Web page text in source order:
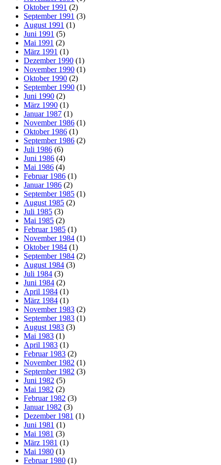
Oktober 1991 (2)
September 1991 (3)
August 1991 (1)
Juni 1991 (5)
Mai 1991 (2)
März 1991 (1)
Dezember 1990 (1)
November 1990 (1)
Oktober 1990 (2)
September 1990 (1)
Juni 1990 (2)
März 1990 (1)
Januar 1987 (1)
November 1986 (1)
Oktober 1986 (1)
September 1986 (2)
Juli 1986 (6)
Juni 1986 (4)
Mai 1986 (4)
Februar 1986 (1)
Januar 1986 (2)
September 1985 (1)
August 1985 (2)
Juli 1985 (3)
Mai 1985 (2)
Februar 1985 (1)
November 1984 (1)
Oktober 1984 (1)
September 1984 (2)
August 1984 (3)
Juli 1984 (3)
Juni 1984 (2)
April 1984 (1)
März 1984 (1)
November 1983 (2)
September 1983 (1)
August 1983 (3)
Mai 1983 (1)
April 1983 (1)
Februar 1983 (2)
November 1982 (1)
September 1982 (3)
Juni 1982 (5)
Mai 1982 (2)
Februar 1982 (3)
Januar 1982 (3)
Dezember 1981 (1)
Juni 1981 (1)
Mai 1981 (3)
März 1981 (1)
Mai 1980 (1)
Februar 1980 (1)